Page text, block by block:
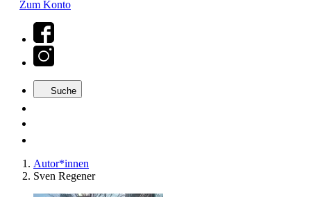
Zum Konto
Suche
Autor*innen
Sven Regener